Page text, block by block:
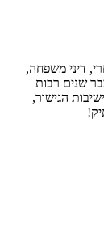
דיני משפחה,
שנים רבות
הגישור,